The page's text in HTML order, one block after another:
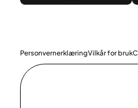
PersonvernerklæringVilkår for bruk